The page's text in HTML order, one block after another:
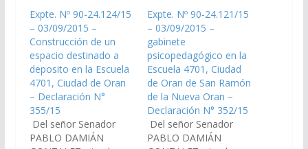
Expte. Nº 90-24.124/15
– 03/09/2015 –
Construcción de un
espacio destinado a
deposito en la Escuela
4701, Ciudad de Oran
– Declaración N°
355/15
Del señor Senador
PABLO DAMIÁN
Expte. Nº 90-24.121/15
– 03/09/2015 –
gabinete
psicopedagógico en la
Escuela 4701, Ciudad
de Oran de San Ramón
de la Nueva Oran –
Declaración N° 352/15
Del señor Senador
PABLO DAMIÁN